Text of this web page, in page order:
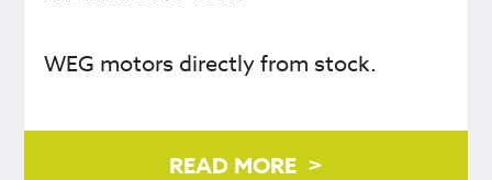
WEG motors directly from stock.
READ MORE